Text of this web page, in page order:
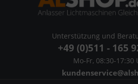
Unterstützung und
+49 (0)511 - 165
Mo-Fr, 08:30-17:30